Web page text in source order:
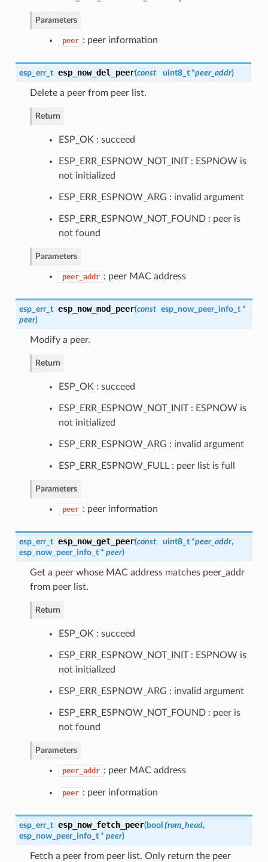
Parameters
peer : peer information
esp_err_t esp_now_del_peer(const uint8_t *peer_addr)
Delete a peer from peer list.
Return
ESP_OK : succeed
ESP_ERR_ESPNOW_NOT_INIT : ESPNOW is
not initialized
ESP_ERR_ESPNOW_ARG : invalid argument
ESP_ERR_ESPNOW_NOT_FOUND : peer is
not found
Parameters
peer_addr : peer MAC address
esp_err_t esp_now_mod_peer(const esp_now_peer_info_t*
peer)
Modify a peer.
Return
ESP_OK : succeed
ESP_ERR_ESPNOW_NOT_INIT : ESPNOW is
not initialized
ESP_ERR_ESPNOW_ARG : invalid argument
ESP_ERR_ESPNOW_FULL : peer list is full
Parameters
peer : peer information
esp_err_t esp_now_get_peer(const uint8_t *peer_addr,
esp_now_peer_info_t* peer)
Get a peer whose MAC address matches peer_addr
from peer list.
Return
ESP_OK : succeed
ESP_ERR_ESPNOW_NOT_INIT : ESPNOW is
not initialized
ESP_ERR_ESPNOW_ARG : invalid argument
ESP_ERR_ESPNOW_NOT_FOUND : peer is
not found
Parameters
peer_addr : peer MAC address
peer : peer information
esp_err_t esp_now_fetch_peer(bool from_head,
esp_now_peer_info_t* peer)
Fetch a peer from peer list. Only return the peer